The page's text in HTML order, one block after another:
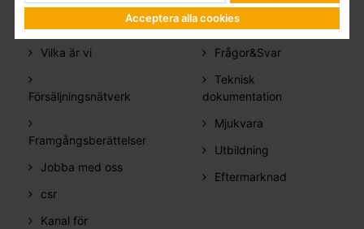
Vilka är vi
Försäljningsnätverk
Framgångsberättelser
Jobba med oss
csr
Kanal för
SUPPORT
Frågor&Svar
Teknisk
dokumentation
Mjukvara
Utbildning
Eftermarknad
Acceptera alla cookies